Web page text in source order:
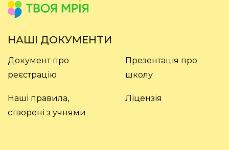
НАШІ ДОКУМЕНТИ
Документ про
реєстрацію
Презентація про
школу
Наші правила,
створені з учнями
Ліцензія